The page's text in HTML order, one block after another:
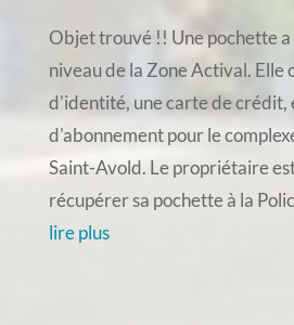
Objet trouvé !! Une pochette
niveau de la Zone Actival. Elle
d'identité, une carte de crédit,
d'abonnement pour le
Saint-Avold. Le propriétaire
récupérer sa pochette à la
lire plus